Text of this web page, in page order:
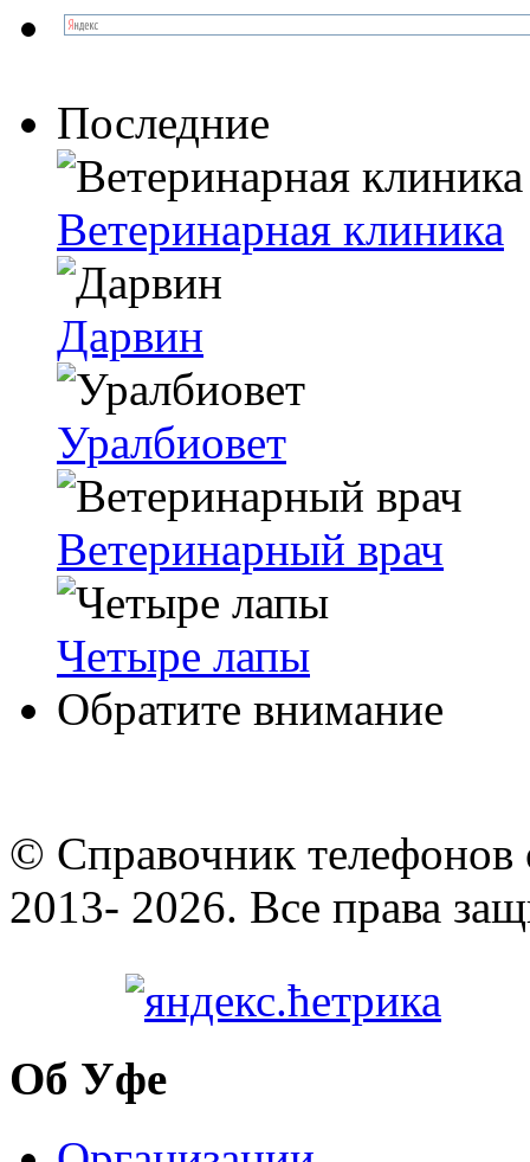
Последние
Ветеринарная клиника
Дарвин
Уралбиовет
Ветеринарный врач
Четыре лапы
Обратите внимание
© Cправочник телефонов
2013- 2026. Все права
Об Уфе